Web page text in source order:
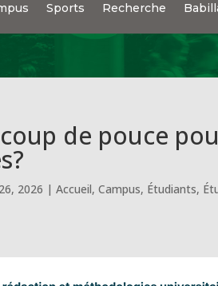
Sports Recherche
coup de pouce
2026 |Accueil,Campus, Étudiants,